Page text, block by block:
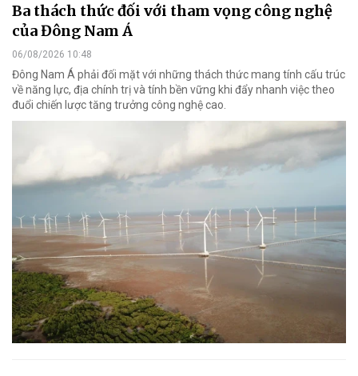
Ba thách thức đối với tham vọng công nghệ
của Đông Nam Á
06/08/2026 10:48
Đông Nam Á phải đối mặt với những thách thức mang tính cấu trúc
về năng lực, địa chính trị và tính bền vững khi đẩy nhanh việc theo
đuổi chiến lược tăng trưởng công nghệ cao.